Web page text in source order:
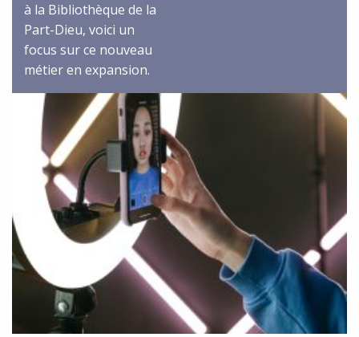
à la Bibliothèque de la
Part-Dieu, voici un
focus sur ce nouveau
métier en expansion.